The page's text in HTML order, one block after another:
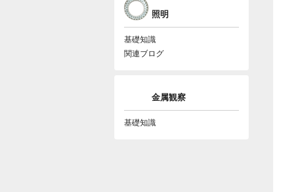
照明
基礎知識
関連ブログ
金属観察
基礎知識